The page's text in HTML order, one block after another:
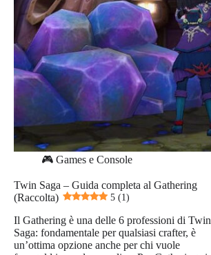
🎮 Games e Console
Twin Saga – Guida completa al Gathering
(Raccolta)
5 (1)
Il Gathering è una delle 6 professioni di Twin
Saga: fondamentale per qualsiasi crafter, è
un’ottima opzione anche per chi vuole